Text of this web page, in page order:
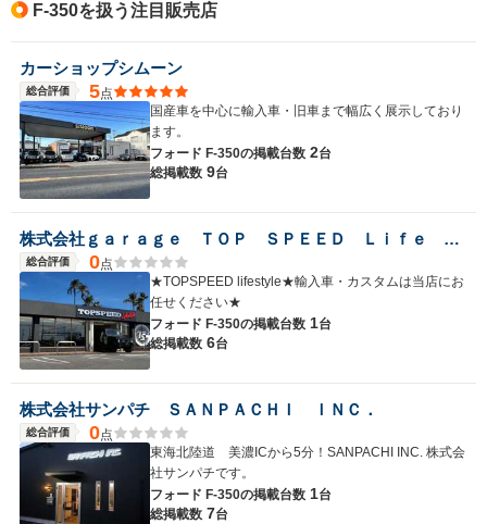
F-350を扱う注目販売店
カーショップシムーン
総合評価 5点
国産車を中心に輸入車・旧車まで幅広く展示しており
ます。
フォード F-350の掲載台数 2台
総掲載数 9台
株式会社ｇａｒａｇｅ ＴＯＰ ＳＰＥＥＤ Ｌｉｆｅ Ｓｔｙｌｅ
総合評価 0点
★TOPSPEED lifestyle★輸入車・カスタムは当店にお
任せください★
フォード F-350の掲載台数 1台
総掲載数 6台
株式会社サンパチ ＳＡＮＰＡＣＨＩ ＩＮＣ．
総合評価 0点
東海北陸道 美濃ICから5分！SANPACHI INC. 株式会
社サンパチです。
フォード F-350の掲載台数 1台
総掲載数 7台